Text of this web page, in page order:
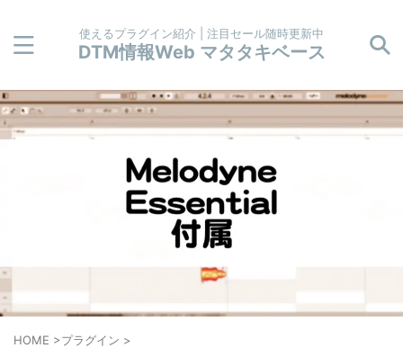
使えるプラグイン紹介 | 注目セール随時更新中
DTM情報Web マタタキベース
HOME >プラグイン >